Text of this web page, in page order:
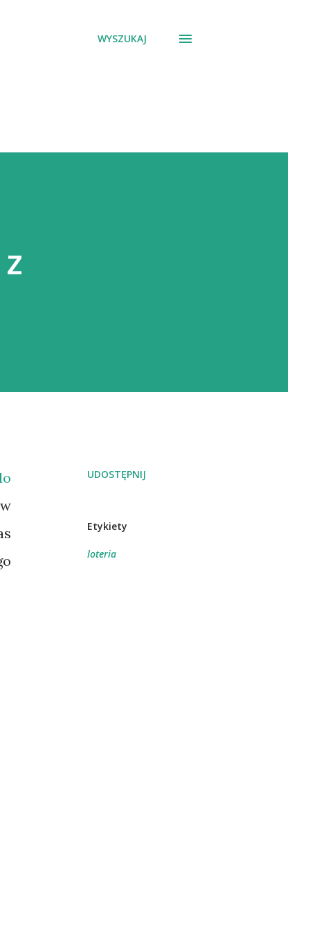
WYSZUKAJ
UDOSTĘPNIJ
Etykiety
loteria